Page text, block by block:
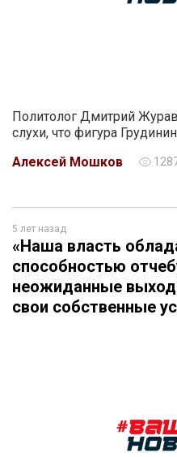
Политолог Дмитрий
слухи, что фигура
Алексей Мошков
5 лет назад
«Наша власть
способностью
неожиданные
свои собственные